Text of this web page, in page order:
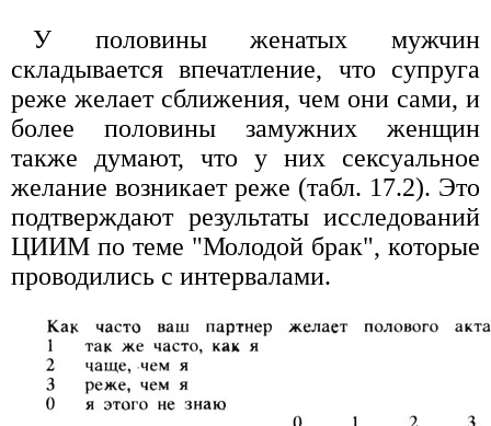
У половины женатых мужчин
складывается впечатление, что супруга
реже желает сближения, чем они сами, и
более половины замужних женщин
также думают, что у них сексуальное
желание возникает реже (табл. 17.2). Это
подтверждают результаты исследований
ЦИИМ по теме "Молодой брак", которые
проводились с интервалами.